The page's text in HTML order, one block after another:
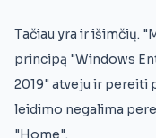
Tačiau yra ir išimčių.
principą "Windows
2019" atveju ir pereiti
leidimo negalima
"Home".